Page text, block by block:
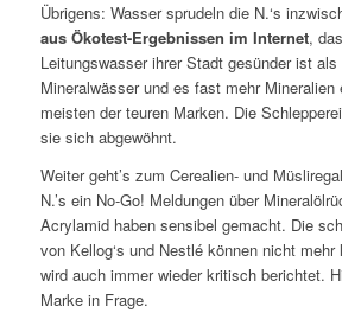
Übrigens: Wasser sprudeln die N.‘s
aus Ökotest-Ergebnissen im Internet,
Leitungswasser ihrer Stadt gesünder ist
Mineralwässer und es fast mehr Mineralien
meisten der teuren Marken. Die
sie sich abgewöhnt.
Weiter geht’s zum Cerealien- und
N.’s ein No-Go! Meldungen über
Acrylamid haben sensibel gemacht. Die
von Kellog‘s und Nestlé können nicht
wird auch immer wieder kritisch berichtet.
Marke in Frage.